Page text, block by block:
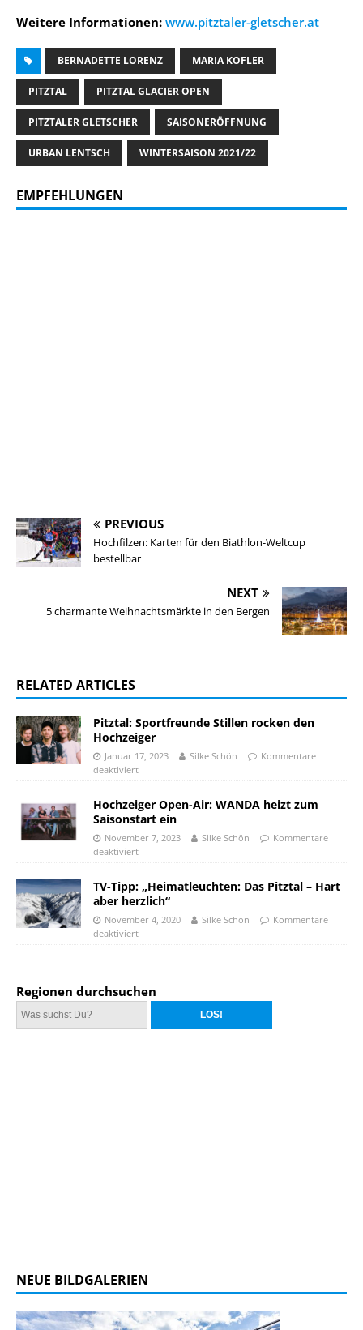
Weitere Informationen: www.pitztaler-gletscher.at
BERNADETTE LORENZ MARIA KOFLER
PITZTAL PITZTAL GLACIER OPEN
PITZTALER GLETSCHER SAISONERÖFFNUNG
URBAN LENTSCH WINTERSAISON 2021/22
EMPFEHLUNGEN
PREVIOUS
Hochfilzen: Karten für den Biathlon-Weltcup
bestellbar
NEXT
5 charmante Weihnachtsmärkte in den Bergen
RELATED ARTICLES
Pitztal: Sportfreunde Stillen rocken den
Hochzeiger
Januar 17, 2023 Silke Schön
Kommentare
deaktiviert
Hochzeiger Open-Air: WANDA heizt zum
Saisonstart ein
November 7, 2023 Silke Schön
Kommentare
deaktiviert
TV-Tipp: „Heimatleuchten: Das Pitztal – Hart
aber herzlich“
November 4, 2020 Silke Schön
Kommentare
deaktiviert
Regionen durchsuchen
NEUE BILDGALERIEN